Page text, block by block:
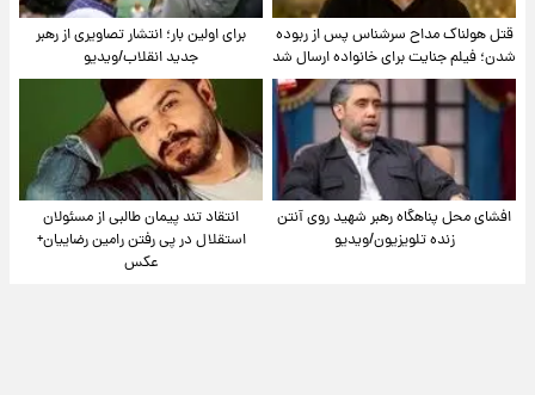
قتل هولناک مداح سرشناس پس از ربوده
شدن؛ فیلم جنایت برای خانواده ارسال شد
برای اولین بار؛ انتشار تصاویری از رهبر
جدید انقلاب/ویدیو
افشای محل پناهگاه‌ رهبر شهید روی آنتن
زنده تلویزیون/ویدیو
انتقاد تند پیمان طالبی از مسئولان
استقلال در پی رفتن رامین رضاییان+
عکس